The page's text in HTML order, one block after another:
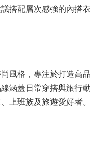
搭配層次感強的內搭衣
風格，專注於打造高品
涵蓋日常穿搭與旅行動
上班族及旅遊愛好者。